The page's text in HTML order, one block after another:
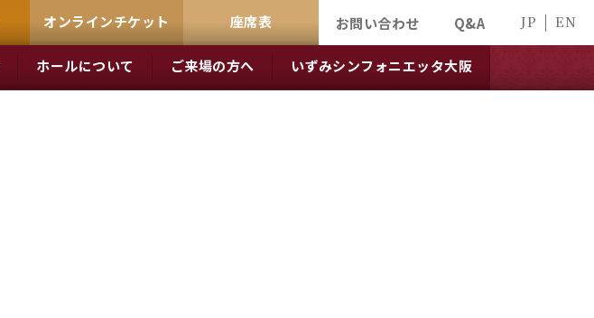
オンラインチケット 座席表 お問い合わせ Q&A JP EN
ホールについて ご来場の方へ いずみシンフォニエッタ大阪